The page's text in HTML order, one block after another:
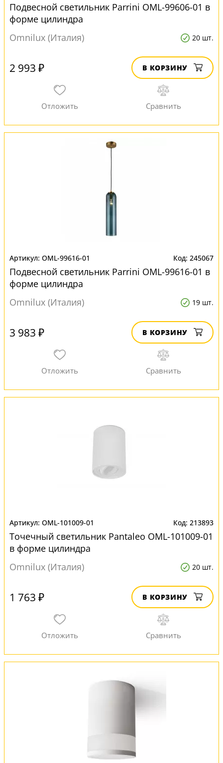
Подвесной светильник Parrini OML-99606-01 в
форме цилиндра
Omnilux (Италия)
20 шт.
2 993 ₽ В КОРЗИНУ
OML-99616-01 245067
Подвесной светильник Parrini OML-99616-01 в
форме цилиндра
Omnilux (Италия)
19 шт.
3 983 ₽ В КОРЗИНУ
OML-101009-01 213893
Точечный светильник Pantaleo OML-101009-01
в форме цилиндра
Omnilux (Италия)
20 шт.
1 763 ₽ В КОРЗИНУ